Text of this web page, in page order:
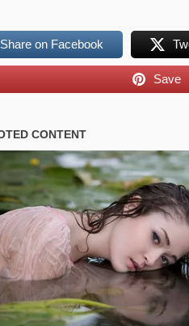
Share on Facebook
Save